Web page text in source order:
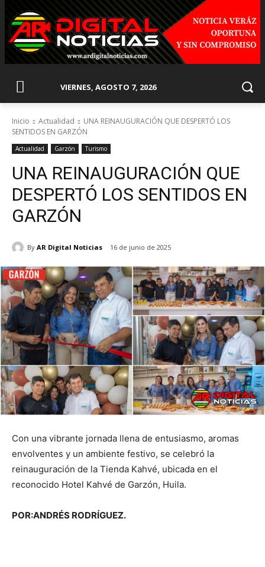
VIERNES, AGOSTO 7, 2026
Inicio Actualidad
UNA REINAUGURACIÓN QUE DESPERTÓ LOS
SENTIDOS EN GARZÓN
Actualidad Garzón Turismo
UNA REINAUGURACIÓN QUE
DESPERTÓ LOS SENTIDOS EN
GARZÓN
By AR Digital Noticias 16 de junio de 2025
Con una vibrante jornada llena de entusiasmo, aromas
envolventes y un ambiente festivo, se celebró la
reinauguración de la Tienda Kahvé, ubicada en el
reconocido Hotel Kahvé de Garzón, Huila.
POR:ANDRÉS RODRÍGUEZ.